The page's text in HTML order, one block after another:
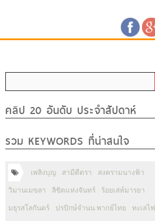
คลิป 20 อันดับ ประจำสัปดาห์
รวม KEYWORDS ที่น่าสนใจ
เพลิงบุญ สามีตีตรา สงครามนางฟ้า
วิมานเมขลา ลิขิตแห่งจันทร์ ร้อยเล่ห์มารยา
มธุรสโลกันตร์ ปรปักษ์จำนน พากย์ไทย ทะเลไฟ